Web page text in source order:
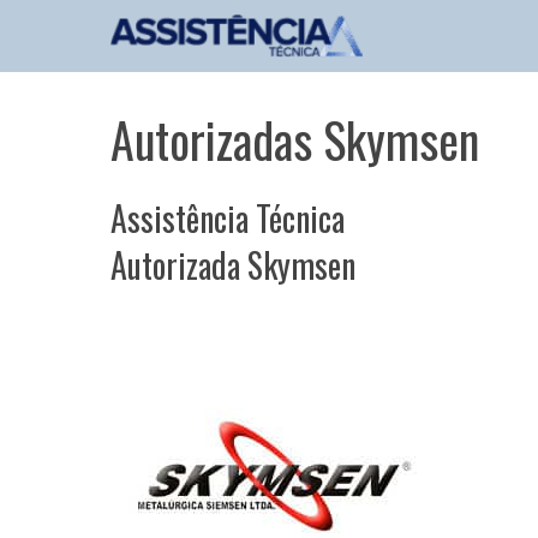
Autorizadas Skymsen
Assistência Técnica
Autorizada Skymsen